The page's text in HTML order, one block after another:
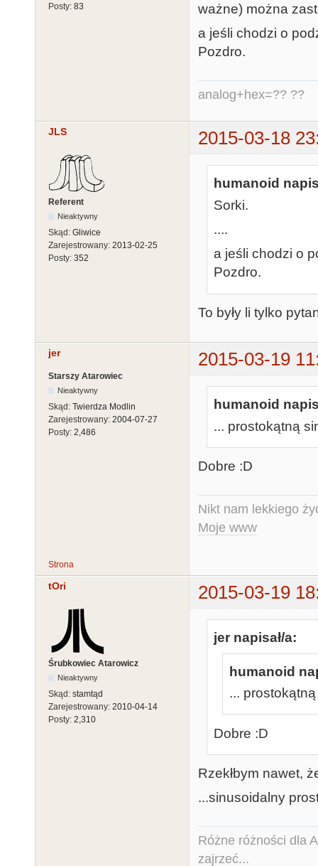
Posty: 83
ważne) można
a jeśli chodzi o
Pozdro.
analog+hex=?? ??
JLS 2015-03-18
Referent
Nieaktywny
Skąd: Gliwice
Zarejestrowany: 2013-02-25
Posty: 352
humanoid
Sorki.
....
a jeśli chodzi o
Pozdro.
To były li tylko
jer 2015-03-19
Starszy Atarowiec
Nieaktywny
Skąd: Twierdza Modlin
Zarejestrowany: 2004-07-27
Posty: 2,486
humanoid
... prostokątną
Dobre :D
Nikt nam lekkiego
Moje www
Strona
tOri 2015-03-19
Śrubkowiec Atarowicz
Nieaktywny
Skąd: stamtąd
Zarejestrowany: 2010-04-14
Posty: 2,310
jer napisał/a:
humanoid
...
Dobre :D
Rzekłbym nawet,
...sinusoidalny
Różne różności dla
zajrzeć...